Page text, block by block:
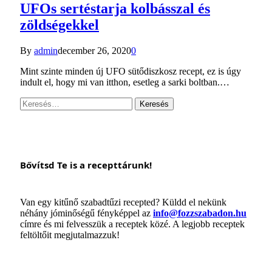
UFOs sertéstarja kolbásszal és
zöldségekkel
By admindecember 26, 20200
Mint szinte minden új UFO sütődiszkosz recept, ez is úgy
indult el, hogy mi van itthon, esetleg a sarki boltban.…
Keresés:
Bővítsd Te is a recepttárunk!
Van egy kitűnő szabadtűzi recepted? Küldd el nekünk
néhány jóminőségű fényképpel az info@fozzszabadon.hu
címre és mi felvesszük a receptek közé. A legjobb receptek
feltöltőit megjutalmazzuk!